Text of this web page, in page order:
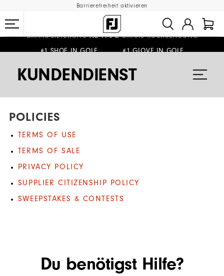
Barrierefreiheit aktivieren
#1 SHOE IN GOLF #1 GLOVE IN GOLF
AB 99€& GRATIS RÜCKSENDUNG
KUNDENDIENST
POLICIES
TERMS OF USE
TERMS OF SALE
PRIVACY POLICY
SUPPLIER CITIZENSHIP POLICY
SWEEPSTAKES & CONTESTS
Du benötigst Hilfe?